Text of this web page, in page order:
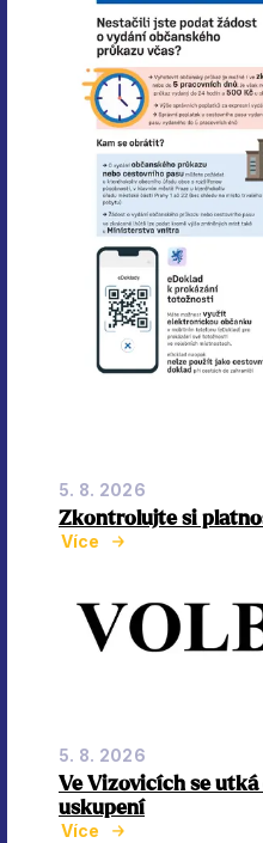
5. 8. 2026
Zkontrolujte si
Více
5. 8. 2026
Ve Vizovicích se
uskupení
Více